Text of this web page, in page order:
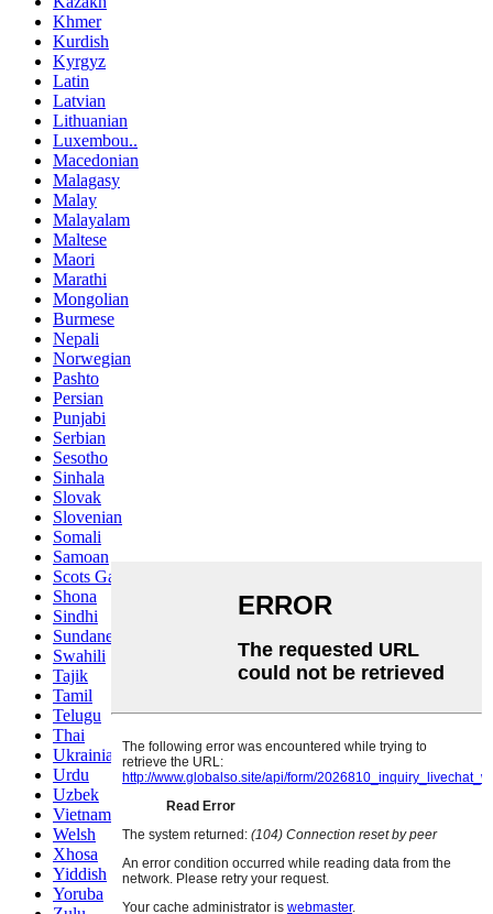
Khmer
Kurdish
Kyrgyz
Latin
Latvian
Lithuanian
Luxembou..
Macedonian
Malagasy
Malay
Malayalam
Maltese
Maori
Marathi
Mongolian
Burmese
Nepali
Norwegian
Pashto
Persian
Punjabi
Serbian
Sesotho
Sinhala
Slovak
Slovenian
Somali
Samoan
Scots Gaelic
Shona
Sindhi
Sundanese
Swahili
Tajik
Tamil
Telugu
Thai
Ukrainian
Urdu
Uzbek
Vietnamese
Welsh
Xhosa
Yiddish
Yoruba